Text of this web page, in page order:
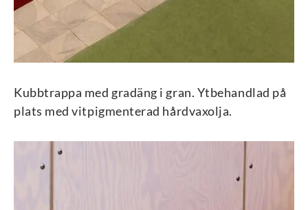
Kubbtrappa med gradäng i gran. Ytbehandlad på
plats med vitpigmenterad hårdvaxolja.